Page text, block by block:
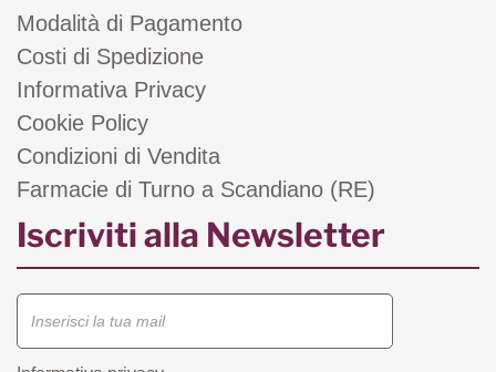
Modalità di Pagamento
Costi di Spedizione
Informativa Privacy
Cookie Policy
Condizioni di Vendita
Farmacie di Turno a Scandiano (RE)
Iscriviti alla Newsletter